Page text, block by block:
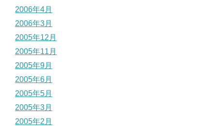
2006年4月
2006年3月
2005年12月
2005年11月
2005年9月
2005年6月
2005年5月
2005年3月
2005年2月